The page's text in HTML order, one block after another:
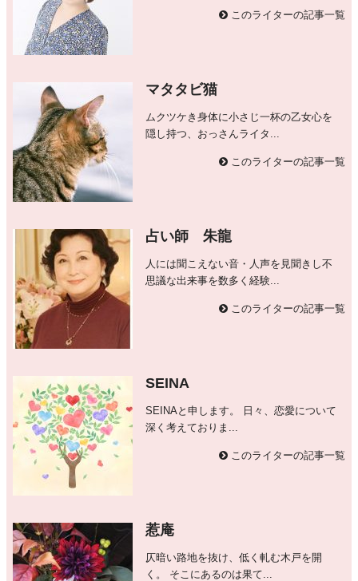
このライターの記事一覧
マタタビ猫
ムクツケき身体に小さじ一杯の乙女心を
隠し持つ、おっさんライタ...
このライターの記事一覧
占い師 朱龍
人には聞こえない音・人声を見聞きし不
思議な出来事を数多く経験...
このライターの記事一覧
SEINA
SEINAと申します。 日々、恋愛について
深く考えておりま...
このライターの記事一覧
惹庵
仄暗い路地を抜け、低く軋む木戸を開
く。 そこにあるのは果て...